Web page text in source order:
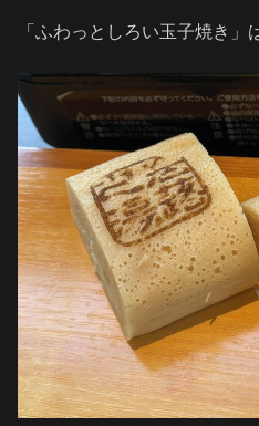
「ふわっとしろい玉子焼き」